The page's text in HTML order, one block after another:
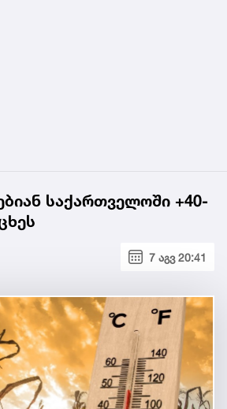
საქართველოში +40-
7 აგვ 20:41